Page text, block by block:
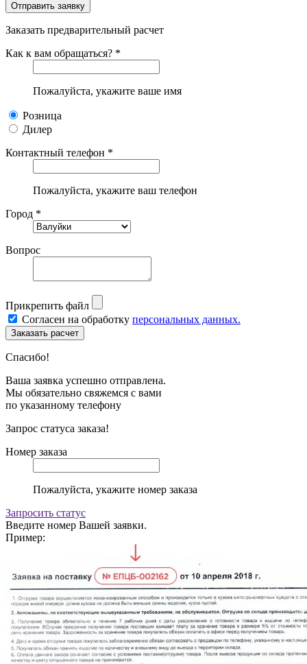
Заказать предварительный расчет
Как к вам обращаться? *
Пожалуйста, укажите ваше имя
Розница
Дилер
Контактный телефон *
Пожалуйста, укажите ваш телефон
Город *
Вопрос
Прикрепить файл
Согласен на обработку персональных данных.
Спасибо!
Ваша заявка успешно отправлена.
Мы обязательно свяжемся с вами
по указанному телефону
Запрос статуса заказа!
Номер заказа
Пожалуйста, укажите номер заказа
Запросить статус
Введите номер Вашей заявки.
Пример: